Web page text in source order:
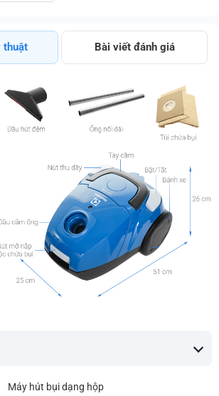
thuật Bài viết đánh giá
Máy hút bụi dạng hộp